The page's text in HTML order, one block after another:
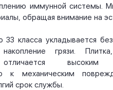
иммунной системы.
обращая внимание на
33 класса укладывается
грязи.
высоким
к механическим
срок службы.